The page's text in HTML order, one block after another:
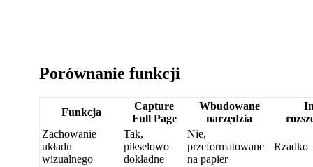
Porównanie funkcji
Funkcja
Capture
Full Page
Wbudowane
narzędzia
Zachowanie
układu
wizualnego
Tak,
pikselowo
dokładne
Nie,
przeformatowane
na papier
Rzadko